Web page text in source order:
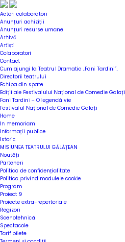
Actori colaboratori
Anunțuri achiziții
Anunțuri resurse umane
Arhivă
Artiști
Colaboratori
Contact
Cum ajungi la Teatrul Dramatic „Fani Tardini”.
Directorii teatrului
Echipa din spate
Ediții ale Festivalului Național de Comedie Galați
Fani Tardini – O legendă vie
Festivalul Național de Comedie Galați
Home
In memoriam
Informații publice
Istoric
MISIUNEA TEATRULUI GĂLĂȚEAN
Noutăți
Parteneri
Politica de confidențialitate
Politica privind modulele cookie
Program
Proiect 9
Proiecte extra-repertoriale
Regizori
Scenotehnică
Spectacole
Tarif bilete